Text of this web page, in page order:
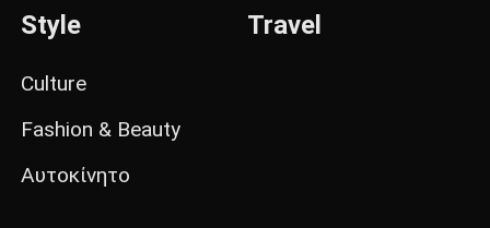
Style
Culture
Fashion & Beauty
Αυτοκίνητο
Travel